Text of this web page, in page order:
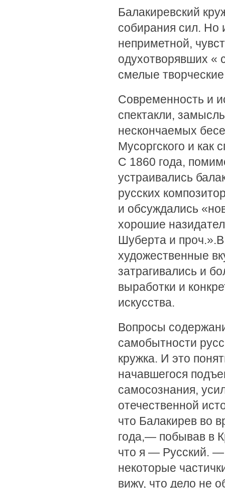
Балакиревский
собирания сил. Но
неприметной,
одухотворявших «
смелые
Современность и
спектакли,
нескончаемых
Мусоргского и как
С 1860 года,
устраивались
русских
и обсуждались
хорошие
Шуберта и
художественные
затрагивались и
выработки и
искусства.
Вопросы
самобытности
кружка. И это
начавшегося
самосознания,
отечественной
что Балакирев во
года,— побывав в
что я — Русский. —
некоторые
вижу, что дело не